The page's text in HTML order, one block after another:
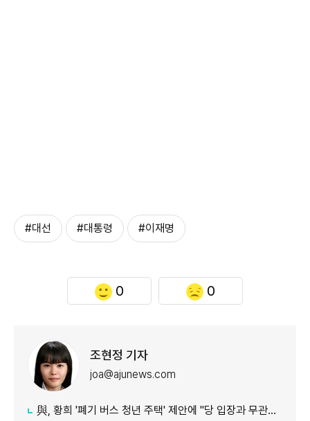
#대선 #대통령 #이재명
0 0
조현정 기자
joa@ajunews.com
與, 황희 '폐기 버스 청년 주택' 제안에 "당 입장과 무관…개인 의견"